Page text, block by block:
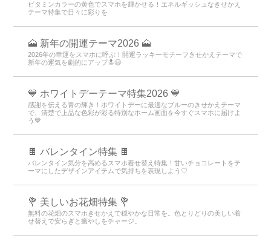
ビタミンカラーの黄色でスマホを輝かせる！エネルギッシュなきせかえ
テーマ特集で日々に彩りを
🗻 新年の開運テーマ2026 🗻
2026年の幸運をスマホに呼ぶ！開運ラッキーモチーフきせかえテーマで
新年の運気を劇的にアップ🔝😆
💙 ホワイトデーテーマ特集2026 💙
感謝を伝える青の輝き！ホワイトデーに最適なブルーのきせかえテーマ
で、清楚で上品な色彩が彩る特別なホーム画面を今すぐスマホに届けよ
う💙
🍫 バレンタイン特集 🍫
バレンタイン気分を高めるスマホ着せ替え特集！甘いチョコレートをテ
ーマにしたデザインアイテムで気持ちを表現しよう♡
💐 美しいお花畑特集 💐
無料の花畑のスマホきせかえで穏やかな日常を。色とりどりの美しい着
せ替えで安らぎと癒やしをチャージ。